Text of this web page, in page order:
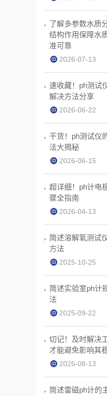
了解多参数水质
结构作用保障水
准可靠
2026-07-13
速收藏！ph测试
解决方法分享
2026-06-22
干货！ph测试仪
法大揭秘
2026-06-15
超详细！ph计电
骤全指南
2026-04-13
简述溶解氧测试
方法
2025-10-25
简述实验室ph计
法
2025-09-22
切记！及时解决
才能避免影响其
2025-08-13
简述雷磁ph计的